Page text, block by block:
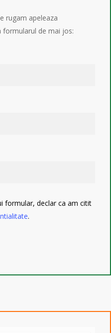
rugam apeleaza
formularul de mai jos:
formular, declar ca am citit
.